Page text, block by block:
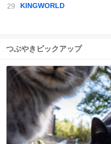
KINGWORLD
つぶやきピックアップ